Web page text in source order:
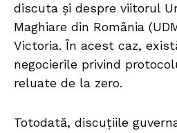
discuta și despre viitorul
Maghiare din România
Victoria. În acest caz,
negocierile privind
reluate de la zero.
Totodată, discuțiile